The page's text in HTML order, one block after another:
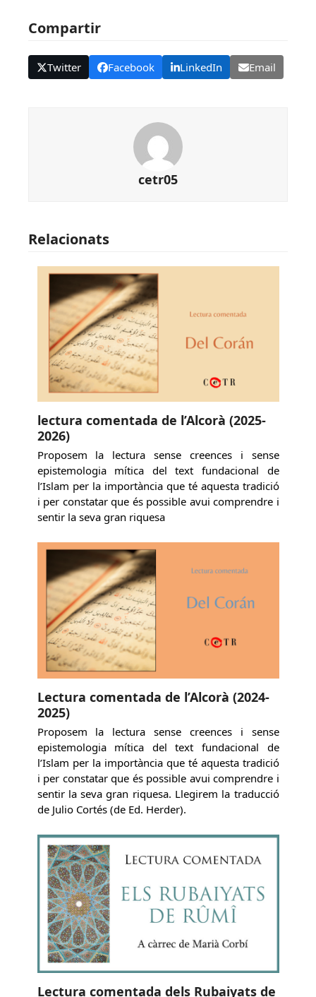
Compartir
Twitter Facebook LinkedIn Email
cetr05
Relacionats
lectura comentada de l’Alcorà (2025-
2026)
Proposem la lectura sense creences i sense
epistemologia mítica del text fundacional de
l’Islam per la importància que té aquesta tradició
i per constatar que és possible avui comprendre i
sentir la seva gran riquesa
Lectura comentada de l’Alcorà (2024-
2025)
Proposem la lectura sense creences i sense
epistemologia mítica del text fundacional de
l’Islam per la importància que té aquesta tradició
i per constatar que és possible avui comprendre i
sentir la seva gran riquesa. Llegirem la traducció
de Julio Cortés (de Ed. Herder).
Lectura comentada dels Rubaiyats de